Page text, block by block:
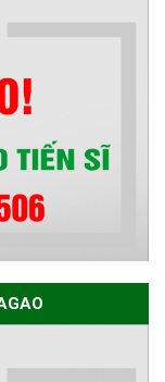
năm 2026